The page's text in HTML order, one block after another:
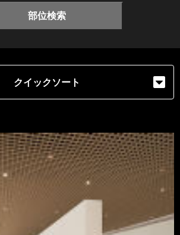
部位検索
クイックソート